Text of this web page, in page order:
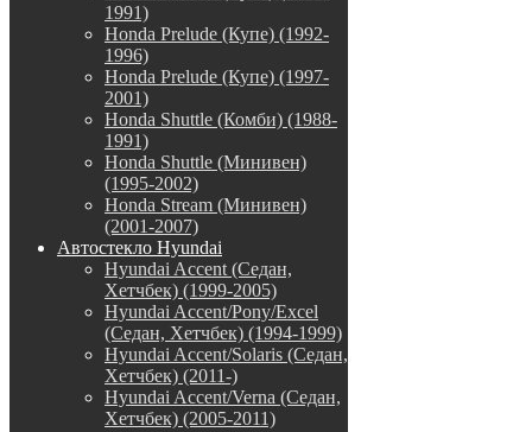
1991)
Honda Prelude (Купе) (1992-
1996)
Honda Prelude (Купе) (1997-
2001)
Honda Shuttle (Комби) (1988-
1991)
Honda Shuttle (Минивен)
(1995-2002)
Honda Stream (Минивен)
(2001-2007)
Автостекло Hyundai
Hyundai Accent (Седан,
Хетчбек) (1999-2005)
Hyundai Accent/Pony/Excel
(Седан, Хетчбек) (1994-1999)
Hyundai Accent/Solaris (Седан,
Хетчбек) (2011-)
Hyundai Accent/Verna (Седан,
Хетчбек) (2005-2011)